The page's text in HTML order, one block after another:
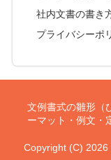
社内文書の書き
プライバシーポ
文例書式の雛形（
ーマット・例文・
Copyright (C)